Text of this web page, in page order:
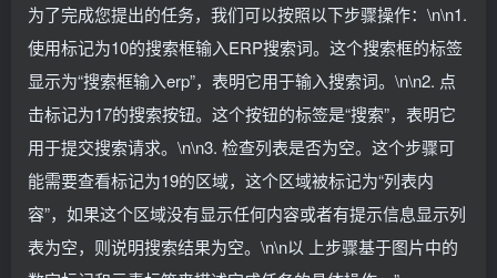
为了完成您提出的任务，我们可以按照以下步骤操作：\n\n1.
使用标记为10的搜索框输入ERP搜索词。这个搜索框的标签
显示为“搜索框输入erp”，表明它用于输入搜索词。\n\n2. 点
击标记为17的搜索按钮。这个按钮的标签是“搜索”，表明它
用于提交搜索请求。\n\n3. 检查列表是否为空。这个步骤可
能需要查看标记为19的区域，这个区域被标记为“列表内
容”，如果这个区域没有显示任何内容或者有提示信息显示列
表为空，则说明搜索结果为空。\n\n以 上步骤基于图片中的